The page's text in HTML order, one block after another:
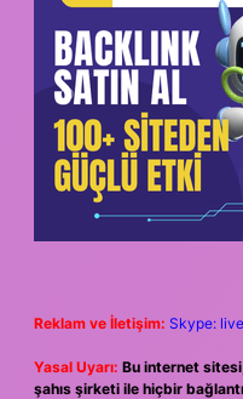
Reklam ve İletişim: Skype:
Yasal Uyarı: Bu internet
şahıs şirketi ile hiçbir